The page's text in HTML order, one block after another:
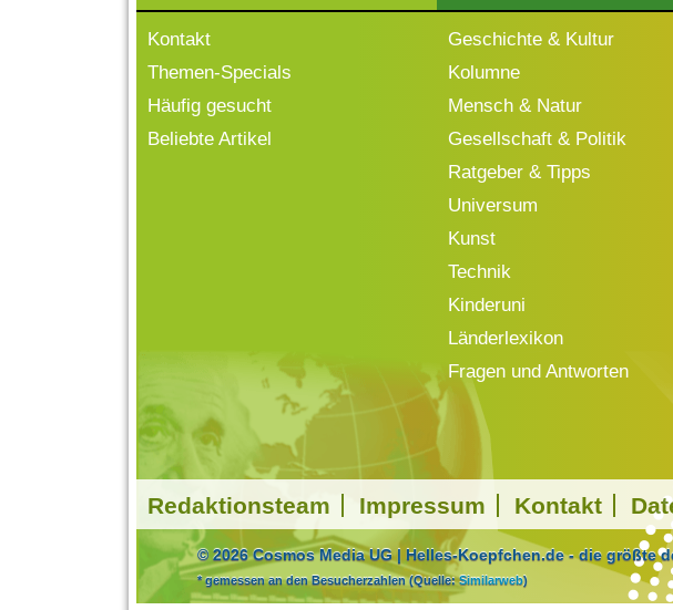
Kontakt
Themen-Specials
Häufig gesucht
Beliebte Artikel
Geschichte & Kultur
Kolumne
Mensch & Natur
Gesellschaft & Politik
Ratgeber & Tipps
Universum
Kunst
Technik
Kinderuni
Länderlexikon
Fragen und Antworten
Redaktionsteam Impressum Kontakt
© 2026 Cosmos Media UG | Helles-Koepfchen.de - die größte
* gemessen an den Besucherzahlen (Quelle:Similarweb)